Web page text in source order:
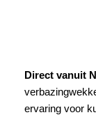
Direct vanuit
ervaring voor